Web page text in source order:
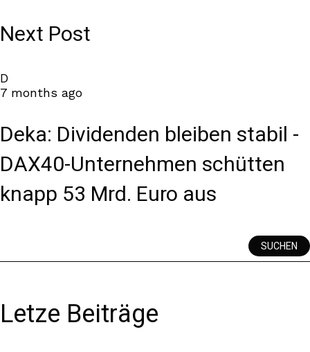
Next Post
D
7 months ago
Deka: Dividenden bleiben stabil -
DAX40-Unternehmen schütten
knapp 53 Mrd. Euro aus
SUCHEN
Letze Beiträge